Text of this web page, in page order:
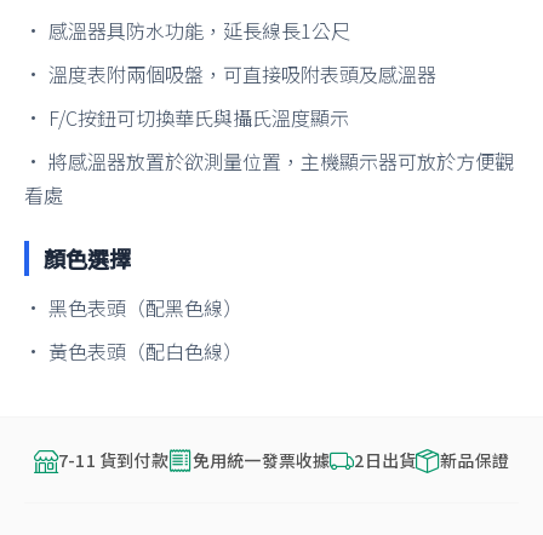
• 感溫器具防水功能，延長線長1公尺
• 溫度表附兩個吸盤，可直接吸附表頭及感溫器
• F/C按鈕可切換華氏與攝氏溫度顯示
• 將感溫器放置於欲測量位置，主機顯示器可放於方便觀
看處
顏色選擇
• 黑色表頭（配黑色線）
• 黃色表頭（配白色線）
7-11 貨到付款 免用統一發票收據 2日出貨 新品保證